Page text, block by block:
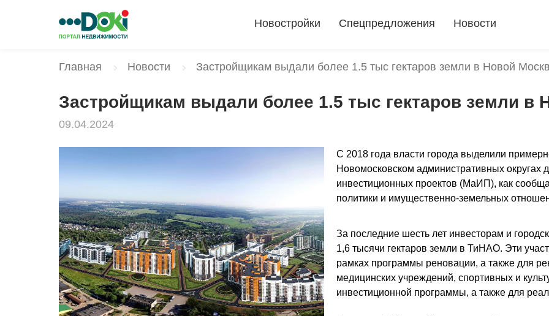
Новостройки Спецпредложения Новости
Главная Новости Застройщикам выдали более 1.5 тыс гектаров земли в Новой
Застройщикам выдали более 1.5 тыс гектаров земли в
09.04.2024
С 2018 года власти города выделили
Новомосковском административных округах
инвестиционных проектов (МаИП), как
политики и имущественно-земельных
cindyrodriguezcopywriting.com
ashevillewireless.org
støvletter
billi bi støvletter krásne ľahko
fermelamarquise.com
fermelamarquise.com
cindyrodriguezcopywriting.com
За последние шесть лет инвесторам и
1,6 тысячи гектаров земли в ТиНАО. Эти
рамках программы реновации, а также для
медицинских учреждений, спортивных и
инвестиционной программы, а также для